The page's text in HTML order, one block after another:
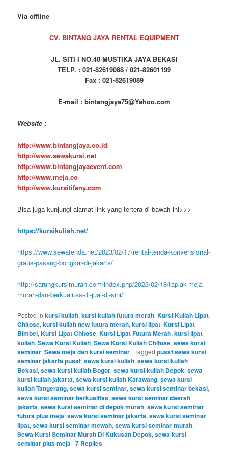
Via offline
CV. BINTANG JAYA RENTAL EQUIPMENT
JL. SITI I NO.40 MUSTIKA JAYA BEKASI
TELP. : 021-82619088 / 021-82601199
Fax : 021-82619089
E-mail : bintangjaya75@Yahoo.com
Website :
http://www.bintangjaya.co.id
http://www.sewakursi.net
http://www.bintangjayaevent.com
http://www.meja.co
http://www.kursitifany.com
Bisa juga kunjungi alamat link yang tertera di bawah ini>>>
https://kursikuliah.net/
https://www.sewatenda.net/2023/02/17/rental-tenda-konvensional-
gratis-pasang-bongkar-di-jakarta/
http://sarungkursimurah.com/index.php/2023/02/18/taplak-meja-
murah-dan-berkualitas-di-jual-di-sini/
Posted in kursi kuliah,kursi kuliah futura merah,Kursi Kuliah Lipat
Chitose,kursi kuliah new futura merah,kursi lipat,Kursi Lipat
Bimbel,Kursi Lipat Chitose,Kursi Lipat Futura Merah,kursi lipat
kuliah,Sewa Kursi Kuliah,Sewa Kursi Kuliah Chitose,sewa kursi
seminar,Sewa meja dan kursi seminar |Tagged pusat sewa kursi
seminar jakarta pusat,sewa kursi kuliah,sewa kursi kuliah
Bekasi,sewa kursi kuliah Bogor,sewa kursi kuliah Depok,sewa
kursi kuliah jakarta,sewa kursi kuliah Karawang,sewa kursi
kuliah Tangerang,sewa kursi seminar,sewa kursi seminar bekasi,
sewa kursi seminar berkualitas,sewa kursi seminar daerah
jakarta,sewa kursi seminar di depok murah,sewa kursi seminar
futura plus meja,sewa kursi seminar jakarta,sewa kursi seminar
lipat,sewa kursi seminar mewah,sewa kursi seminar murah,
Sewa Kursi Seminar Murah Di Kukusan Depok,sewa kursi
seminar plus meja |7 Replies